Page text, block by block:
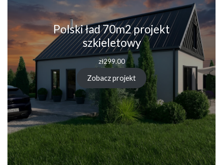
Polski ład 70m2 projekt
szkieletowy
zł299.00
Zobacz projekt